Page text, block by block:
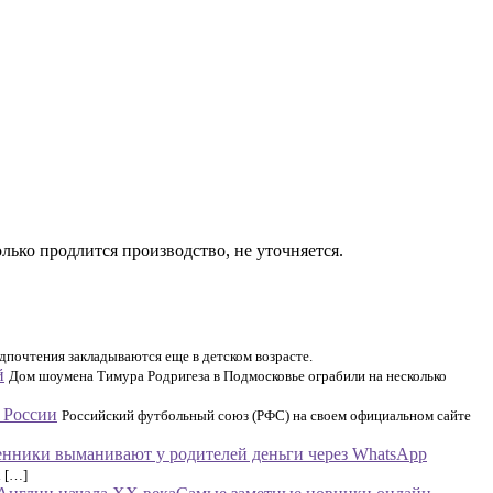
продлится производство, не уточняется.
закладываются еще в детском возрасте.
Дом шоумена Тимура Родригеза в Подмосковье ограбили на несколько
Российский футбольный союз (РФС) на своем официальном сайте
выманивают у родителей деньги через WhatsApp
[…]